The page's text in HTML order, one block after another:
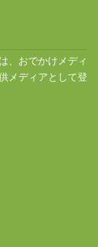
、おでかけメディ
メディアとして登